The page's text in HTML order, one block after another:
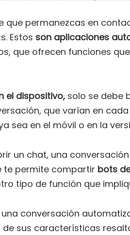
que permanezcas en
Estos son aplicaciones
que ofrecen funciones
el dispositivo, solo se debe
que varían en
sea en el móvil o en la
un chat, una
te permite compartir bots
tipo de función que
conversación
sus características